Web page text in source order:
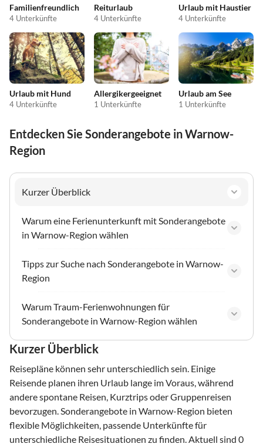
Familienfreundlich
4 Unterkünfte
Reiturlaub
4 Unterkünfte
Urlaub mit Haustier
4 Unterkünfte
Urlaub mit Hund
4 Unterkünfte
Allergikergeeignet
1 Unterkünfte
Urlaub am See
1 Unterkünfte
Entdecken Sie Sonderangebote in Warnow-
Region
Kurzer Überblick
Warum eine Ferienunterkunft mit Sonderangebote
in Warnow-Region wählen
Tipps zur Suche nach Sonderangebote in Warnow-
Region
Warum Traum-Ferienwohnungen für
Sonderangebote in Warnow-Region wählen
Kurzer Überblick
Reisepläne können sehr unterschiedlich sein. Einige
Reisende planen ihren Urlaub lange im Voraus, während
andere spontane Reisen, Kurztrips oder Gruppenreisen
bevorzugen. Sonderangebote in Warnow-Region bieten
flexible Möglichkeiten, passende Unterkünfte für
unterschiedliche Reisesituationen zu finden. Aktuell sind 0